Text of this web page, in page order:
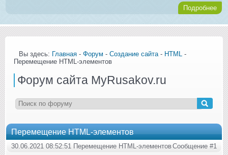
Подробнее
Вы здесь: Главная - Форум - Создание сайта- HTML -
Перемещение HTML-элементов
Форум сайта MyRusakov.ru
Перемещение HTML-элементов
30.06.2021 08:52:51 Перемещение HTML-элементовСообщение #1